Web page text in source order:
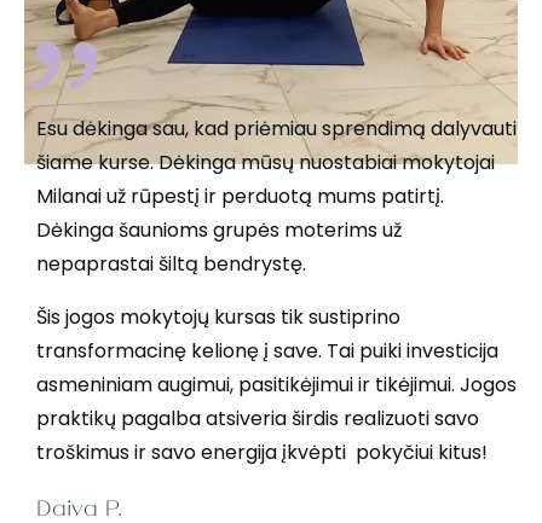
”
Esu dėkinga sau, kad priėmiau sprendimą dalyvauti
šiame kurse. Dėkinga mūsų nuostabiai mokytojai
Milanai už rūpestį ir perduotą mums patirtį.
Dėkinga šaunioms grupės moterims už
nepaprastai šiltą bendrystę.
Šis jogos mokytojų kursas tik sustiprino
transformacinę kelionę į save. Tai puiki investicija
asmeniniam augimui, pasitikėjimui ir tikėjimui. Jogos
praktikų pagalba atsiveria širdis realizuoti savo
troškimus ir savo energija įkvėpti pokyčiui kitus!
Daiva P.